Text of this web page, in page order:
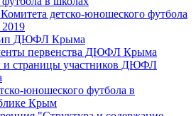
детско-юношеского футбола
ДЮФЛ Крыма
первенства ДЮФЛ Крыма
и страницы участников ДЮФЛ
юношеского футбола в
Крым